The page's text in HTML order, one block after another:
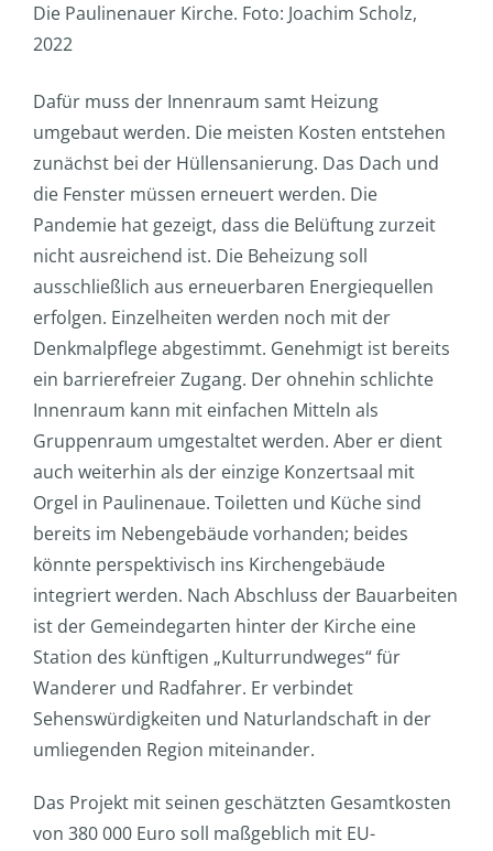
Die Paulinenauer Kirche. Foto: Joachim Scholz,
2022
Dafür muss der Innenraum samt Heizung
umgebaut werden. Die meisten Kosten entstehen
zunächst bei der Hüllensanierung. Das Dach und
die Fenster müssen erneuert werden. Die
Pandemie hat gezeigt, dass die Belüftung zurzeit
nicht ausreichend ist. Die Beheizung soll
ausschließlich aus erneuerbaren Energiequellen
erfolgen. Einzelheiten werden noch mit der
Denkmalpflege abgestimmt. Genehmigt ist bereits
ein barrierefreier Zugang. Der ohnehin schlichte
Innenraum kann mit einfachen Mitteln als
Gruppenraum umgestaltet werden. Aber er dient
auch weiterhin als der einzige Konzertsaal mit
Orgel in Paulinenaue. Toiletten und Küche sind
bereits im Nebengebäude vorhanden; beides
könnte perspektivisch ins Kirchengebäude
integriert werden. Nach Abschluss der Bauarbeiten
ist der Gemeindegarten hinter der Kirche eine
Station des künftigen „Kulturrundweges“ für
Wanderer und Radfahrer. Er verbindet
Sehenswürdigkeiten und Naturlandschaft in der
umliegenden Region miteinander.
Das Projekt mit seinen geschätzten Gesamtkosten
von 380 000 Euro soll maßgeblich mit EU-